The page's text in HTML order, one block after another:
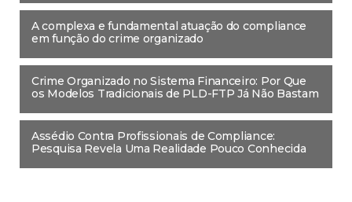
A complexa e fundamental atuação do compliance
em função do crime organizado
Crime Organizado no Sistema Financeiro: Por Que
os Modelos Tradicionais de PLD-FTP Já Não Bastam
Assédio Contra Profissionais de Compliance:
Pesquisa Revela Uma Realidade Pouco Conhecida